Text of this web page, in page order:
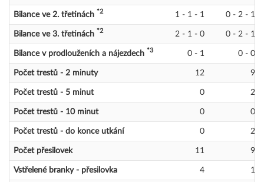
Bilance ve 2. třetinách *2 1 - 1 - 1 0 - 2 - 1
Bilance ve 3. třetinách *2 2 - 1 - 0 0 - 2 - 1
Bilance v prodlouženích a nájezdech *3 0 - 1 0 - 0
Počet trestů - 2 minuty 12 9
Počet trestů - 5 minut 0 2
Počet trestů - 10 minut 0 0
Počet trestů - do konce utkání 0 2
Počet přesilovek 11 9
Vstřelené branky - přesilovka 4 1